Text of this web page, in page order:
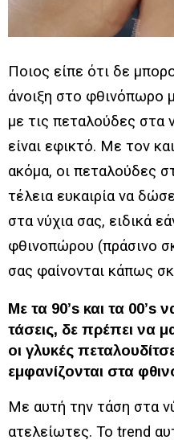
Ποιος είπε ότι δε
άνοιξη στο φθινόπωρο
με τις πεταλούδες στα
είναι εφικτό. Με τον
ακόμα, οι πεταλούδες
τέλεια ευκαιρία να
στα νύχια σας, ειδικά
φθινοπώρου (πράσινο
σας φαίνονται κάπως
Με τα 90’s και τα 00’s
τάσεις, δε πρέπει να
οι γλυκές
εμφανίζονται στα
Με αυτή την τάση στα
ατελείωτες. Το trend